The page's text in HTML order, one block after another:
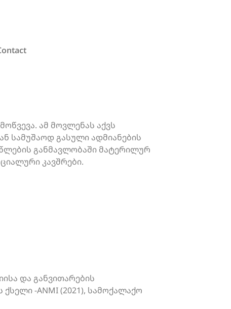
ამ მოვლენას აქვს
სამუშაოდ გასული ადმიანების
განმავლობაში მატერილურ
კავშრები.
და განვითარების
-ANMI (2021), სამოქალაქო